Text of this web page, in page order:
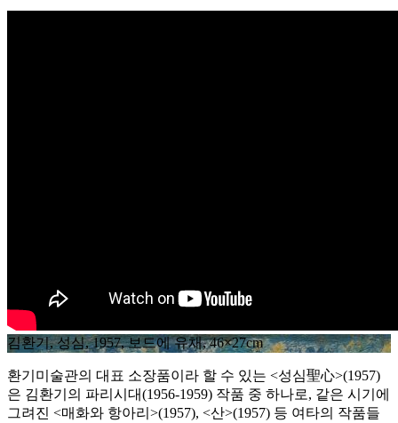
김환기, 성심, 1957, 보드에 유채, 46×27cm
환기미술관의 대표 소장품이라 할 수 있는 <성심聖心>(1957)
은 김환기의 파리시대(1956-1959) 작품 중 하나로, 같은 시기에
그려진 <매화와 항아리>(1957), <산>(1957) 등 여타의 작품들